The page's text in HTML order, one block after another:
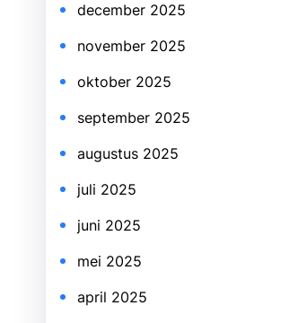
december 2025
november 2025
oktober 2025
september 2025
augustus 2025
juli 2025
juni 2025
mei 2025
april 2025